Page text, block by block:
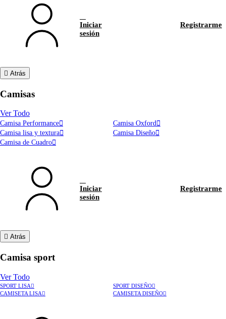
Iniciar
sesión
Registrarme
Atrás
Camisas
Ver Todo
Camisa Performance
Camisa Oxford
Camisa lisa y textura
Camisa Diseño
Camisa de Cuadro
Iniciar
sesión
Registrarme
Atrás
Camisa sport
Ver Todo
SPORT LISA
SPORT DISEÑO
CAMISETA LISA
CAMISETA DISEÑO